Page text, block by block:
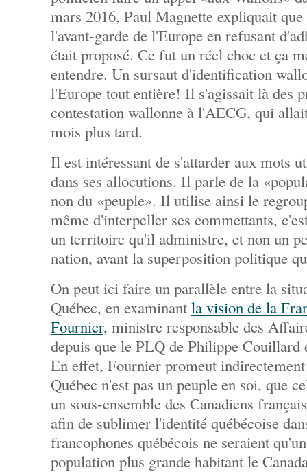
mars 2016, Paul Magnette expliquait
l'avant-garde de l'Europe en refusant
était proposé. Ce fut un réel choc et ça
entendre. Un sursaut d'identification
l'Europe tout entière! Il s'agissait là des
contestation wallonne à l'AECG, qui
mois plus tard.
Il est intéressant de s'attarder aux mots
dans ses allocutions. Il parle de la
non du «peuple». Il utilise ainsi le
même d'interpeller ses commettants,
un territoire qu'il administre, et non un
nation, avant la superposition politique
On peut ici faire un parallèle entre la
Québec, en examinant la vision de la
Fournier, ministre responsable des
depuis que le PLQ de Philippe Couillard
En effet, Fournier promeut
Québec n'est pas un peuple en soi, que
un sous-ensemble des Canadiens
afin de sublimer l'identité québécoise
francophones québécois ne seraient
population plus grande habitant le